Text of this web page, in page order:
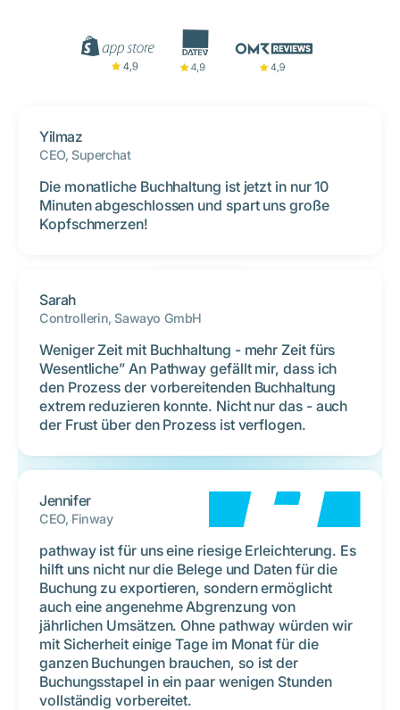
Yilmaz
CEO, Superchat
Die monatliche Buchhaltung ist jetzt in nur 10
Minuten abgeschlossen und spart uns große
Kopfschmerzen!
Sarah
Controllerin, Sawayo GmbH
Weniger Zeit mit Buchhaltung - mehr Zeit fürs
Wesentliche” An Pathway gefällt mir, dass ich
den Prozess der vorbereitenden Buchhaltung
extrem reduzieren konnte. Nicht nur das - auch
der Frust über den Prozess ist verflogen.
Jennifer
CEO, Finway
pathway ist für uns eine riesige Erleichterung. Es
hilft uns nicht nur die Belege und Daten für die
Buchung zu exportieren, sondern ermöglicht
auch eine angenehme Abgrenzung von
jährlichen Umsätzen. Ohne pathway würden wir
mit Sicherheit einige Tage im Monat für die
ganzen Buchungen brauchen, so ist der
Buchungsstapel in ein paar wenigen Stunden
vollständig vorbereitet.